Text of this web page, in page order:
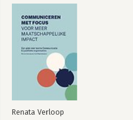
Renata Verloop